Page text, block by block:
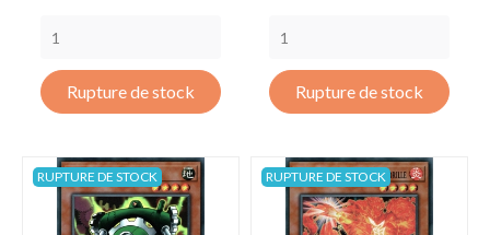
Rupture de stock Rupture de stock
RUPTURE DE STOCK RUPTURE DE STOCK